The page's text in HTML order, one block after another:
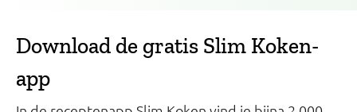
Download de gratis Slim Koken-
app